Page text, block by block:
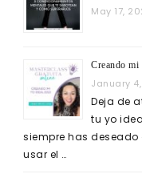
May 17,
Creando
January
Deja de
tu yo
siempre has deseado
usar el …